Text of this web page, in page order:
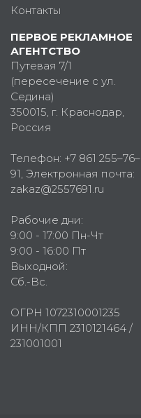
Контакты
ПЕРВОЕ РЕКЛАМНОЕ
АГЕНТСТВО
Путевая 7/1
(пересечение с ул.
Седина)
350015, г. Краснодар,
Россия
Телефон: +7 861 255–76–
91, Электронная почта:
zakaz@2557691.ru
Рабочие дни:
9:00 - 17:00 Пн-Чт
9:00 - 16:00 Пт
Выходной:
Сб.-Вс.
ОГРН 1072310001235
ИНН/КПП 2310121464 /
231001001